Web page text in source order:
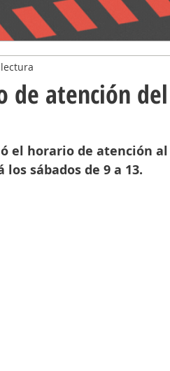
de atención del
el horario de atención
sábados de 9 a 13.